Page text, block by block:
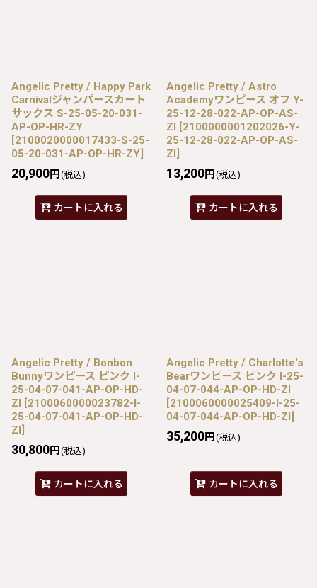
Angelic Pretty / Happy Park
Carnivalジャンパースカート
サックス S-25-05-20-031-
AP-OP-HR-ZY
[2100020000017433-S-25-
05-20-031-AP-OP-HR-ZY]
20,900円 (税込)
カートに入れる
Angelic Pretty / Astro
Academyワンピース オフ Y-
25-12-28-022-AP-OP-AS-
ZI [2100000001202026-Y-
25-12-28-022-AP-OP-AS-
ZI]
13,200円 (税込)
カートに入れる
Angelic Pretty / Bonbon
Bunnyワンピース ピンク I-
25-04-07-041-AP-OP-HD-
ZI [2100060000023782-I-
25-04-07-041-AP-OP-HD-
ZI]
30,800円 (税込)
カートに入れる
Angelic Pretty / Charlotte's
Bearワンピース ピンク I-25-
04-07-044-AP-OP-HD-ZI
[2100060000025409-I-25-
04-07-044-AP-OP-HD-ZI]
35,200円 (税込)
カートに入れる